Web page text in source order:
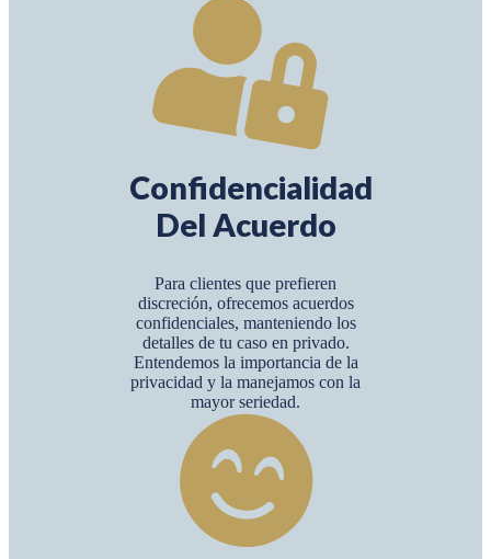
Confidencialidad
Del Acuerdo
Para clientes que prefieren
discreción, ofrecemos acuerdos
confidenciales, manteniendo los
detalles de tu caso en privado.
Entendemos la importancia de la
privacidad y la manejamos con la
mayor seriedad.